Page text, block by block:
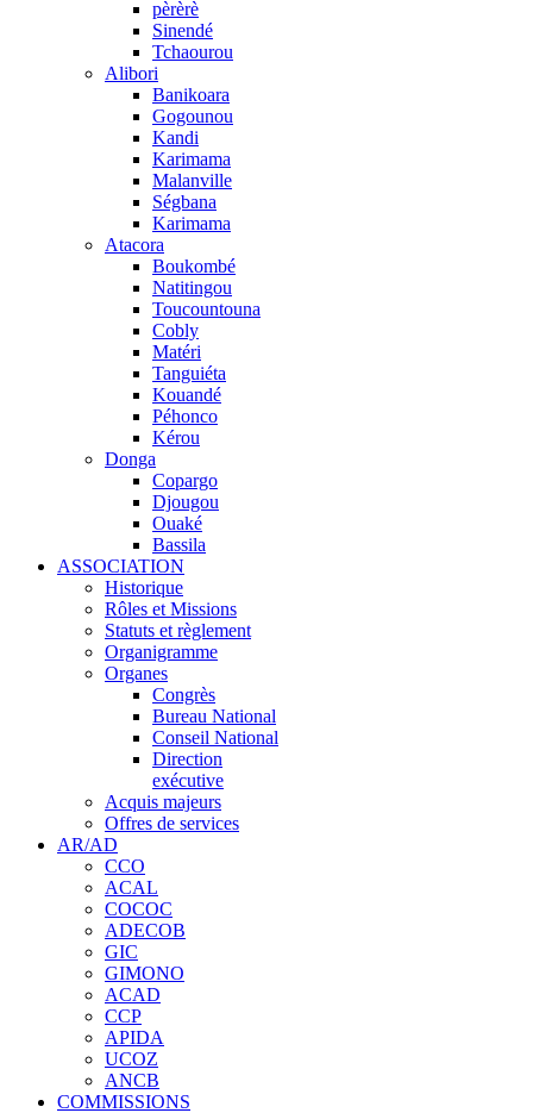
pèrèrè
Sinendé
Tchaourou
Alibori
Banikoara
Gogounou
Kandi
Karimama
Malanville
Ségbana
Karimama
Atacora
Boukombé
Natitingou
Toucountouna
Cobly
Matéri
Tanguiéta
Kouandé
Péhonco
Kérou
Donga
Copargo
Djougou
Ouaké
Bassila
ASSOCIATION
Historique
Rôles et Missions
Statuts et règlement
Organigramme
Organes
Congrès
Bureau National
Conseil National
Direction
exécutive
Acquis majeurs
Offres de services
AR/AD
CCO
ACAL
COCOC
ADECOB
GIC
GIMONO
ACAD
CCP
APIDA
UCOZ
ANCB
COMMISSIONS